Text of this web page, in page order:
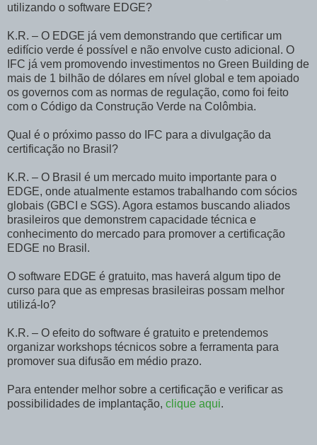
utilizando o software EDGE?
K.R. – O EDGE já vem demonstrando que certificar um
edifício verde é possível e não envolve custo adicional. O
IFC já vem promovendo investimentos no Green Building de
mais de 1 bilhão de dólares em nível global e tem apoiado
os governos com as normas de regulação, como foi feito
com o Código da Construção Verde na Colômbia.
Qual é o próximo passo do IFC para a divulgação da
certificação no Brasil?
K.R. – O Brasil é um mercado muito importante para o
EDGE, onde atualmente estamos trabalhando com sócios
globais (GBCI e SGS). Agora estamos buscando aliados
brasileiros que demonstrem capacidade técnica e
conhecimento do mercado para promover a certificação
EDGE no Brasil.
O software EDGE é gratuito, mas haverá algum tipo de
curso para que as empresas brasileiras possam melhor
utilizá-lo?
K.R. – O efeito do software é gratuito e pretendemos
organizar workshops técnicos sobre a ferramenta para
promover sua difusão em médio prazo.
Para entender melhor sobre a certificação e verificar as
possibilidades de implantação, clique aqui.